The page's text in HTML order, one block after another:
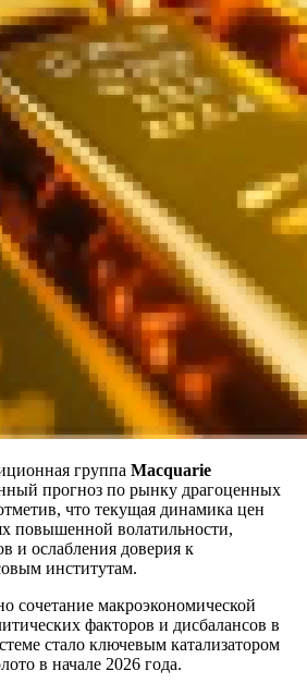
группа Macquarie
прогноз по рынку драгоценных
что текущая динамика цен
повышенной волатильности,
и ослабления доверия к
институтам.
сочетание макроэкономической
факторов и дисбалансов в
стало ключевым катализатором
в начале 2026 года.